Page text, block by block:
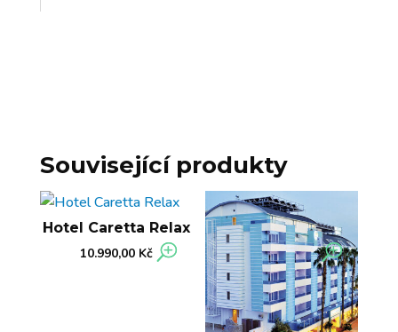
Související produkty
Hotel Caretta Relax
10.990,00 Kč